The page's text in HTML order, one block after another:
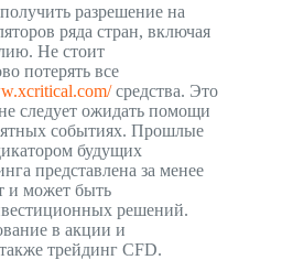
разрешение на
ряда стран, включая
Не стоит
потерять все
средства. Это
следует ожидать помощи
событиях. Прошлые
будущих
представлена за менее
и может быть
решений.
в акции и
трейдинг CFD.